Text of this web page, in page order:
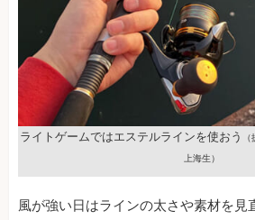
ライトゲームではエステルラインを使おう
上海生）
風が強い日はラインの太さや素材を見